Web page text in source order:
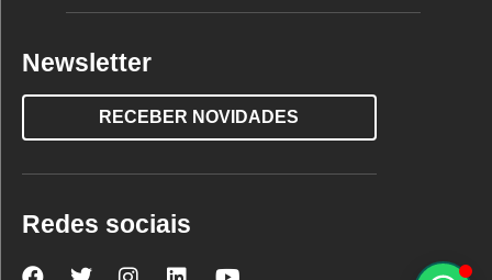
Newsletter
RECEBER NOVIDADES
Redes sociais